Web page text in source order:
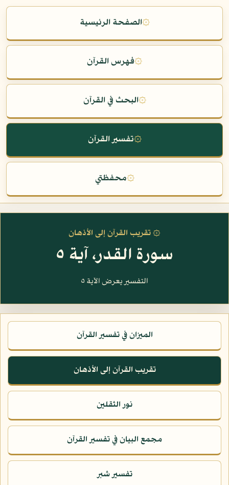
۞الصفحة الرئيسية
۞فهرس القرآن
۞البحث في القرآن
۞تفسير القرآن
۞محفظتي
۞ تقريب القرآن إلى الأذهان
سورة القدر، آية ٥
التفسير يعرض الآية ٥
الميزان في تفسير القرآن
تقريب القرآن إلى الأذهان
نور الثقلين
مجمع البيان في تفسير القرآن
تفسير شبر